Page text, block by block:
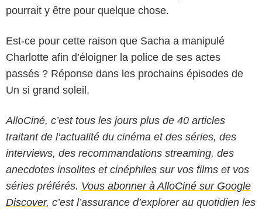
pourrait y être pour quelque chose.
Est-ce pour cette raison que Sacha a manipulé
Charlotte afin d’éloigner la police de ses actes
passés ? Réponse dans les prochains épisodes de
Un si grand soleil.
AlloCiné, c’est tous les jours plus de 40 articles
traitant de l’actualité du cinéma et des séries, des
interviews, des recommandations streaming, des
anecdotes insolites et cinéphiles sur vos films et vos
séries préférés. Vous abonner à AlloCiné sur Google
Discover, c’est l’assurance d’explorer au quotidien les